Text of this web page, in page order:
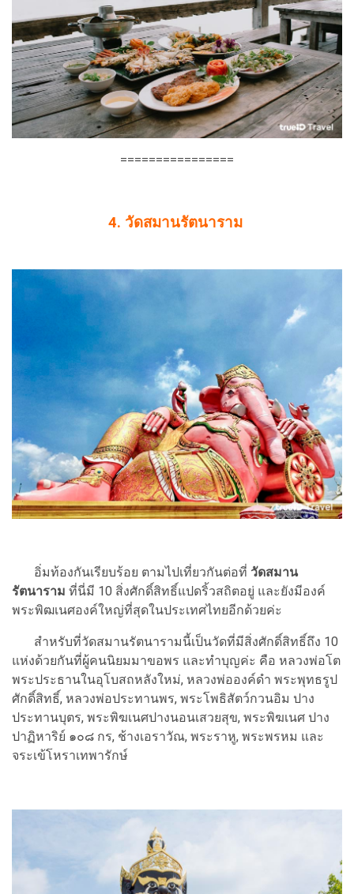
================
4. วัดสมานรัตนาราม
อิ่มท้องกันเรียบร้อย ตามไปเที่ยวกันต่อที่ วัดสมาน
รัตนาราม ที่นี่มี 10 สิ่งศักดิ์สิทธิ์แปดริ้วสถิตอยู่ และยังมีองค์
พระพิฒเนศองค์ใหญ่ที่สุดในประเทศไทยอีกด้วยค่ะ
สำหรับที่วัดสมานรัตนารามนี้เป็นวัดที่มีสิ่งศักดิ์สิทธิ์ถึง 10
แห่งด้วยกันที่ผู้คนนิยมมาขอพร และทำบุญค่ะ คือ หลวงพ่อโต
พระประธานในอุโบสถหลังใหม่, หลวงพ่อองค์ดำ พระพุทธรูป
ศักดิ์สิทธิ์, หลวงพ่อประทานพร, พระโพธิสัตว์กวนอิม ปาง
ประทานบุตร, พระพิฆเนศปางนอนเสวยสุข, พระพิฆเนศ ปาง
ปาฏิหาริย์ ๑๐๘ กร, ช้างเอราวัณ, พระราหู, พระพรหม และ
จระเข้โหราเทพารักษ์